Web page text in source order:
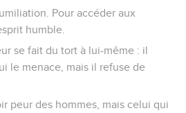
Pour accéder aux
humble.
se fait du tort à lui-même : il
le menace, mais il refuse de
peur des hommes, mais celui qui